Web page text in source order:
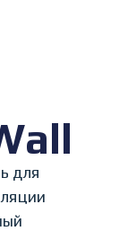
для